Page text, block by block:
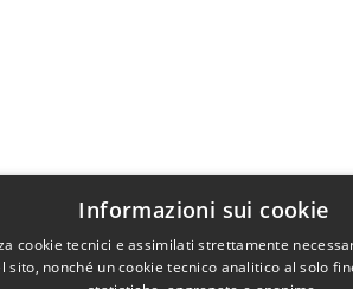
Informazioni sui cookie
cookie tecnici e assimilati strettamente
sito, nonché un cookie tecnico analitico al solo